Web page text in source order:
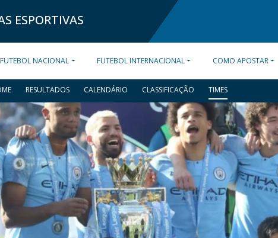
ESPORTIVAS
FUTEBOL NACIONAL FUTEBOL INTERNACIONAL COMO APOSTAR
RESULTADOS CALENDÁRIO CLASSIFICAÇÃO TIMES